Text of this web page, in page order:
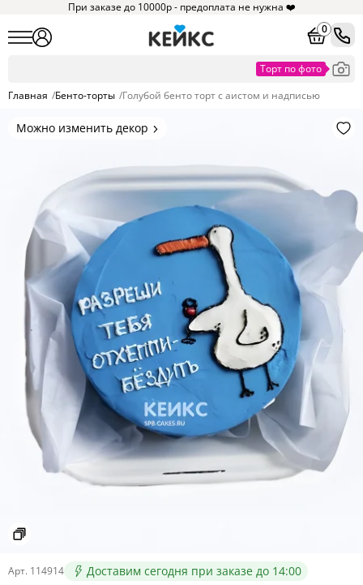
При заказе до 10000р - предоплата не нужна ❤️
0
Главная /Бенто-торты /Голубой бенто торт с аистом и надписью
Можно изменить декор
Арт. 114914 Доставим сегодня при заказе до 14:00